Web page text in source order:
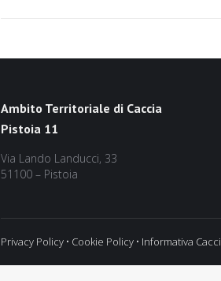
Ambito Territoriale di Caccia
Pistoia 11
Via Lando Landucci, 33
51100 – Pistoia
Privacy Policy • Cookie Policy • Informativa